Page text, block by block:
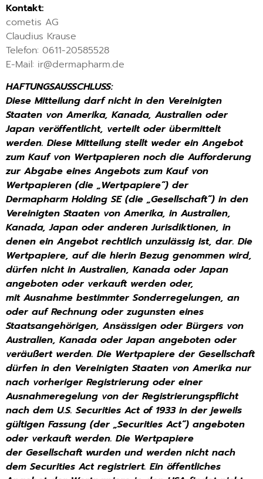
Kontakt:
cometis AG
Claudius Krause
Telefon: 0611-20585528
E-Mail: ir@dermapharm.de
HAFTUNGSAUSSCHLUSS:
Diese Mitteilung darf nicht in den Vereinigten
Staaten von Amerika, Kanada, Australien oder
Japan veröffentlicht, verteilt oder übermittelt
werden. Diese Mitteilung stellt weder ein Angebot
zum Kauf von Wertpapieren noch die Aufforderung
zur Abgabe eines Angebots zum Kauf von
Wertpapieren (die „Wertpapiere“) der
Dermapharm Holding SE (die „Gesellschaft”) in den
Vereinigten Staaten von Amerika, in Australien,
Kanada, Japan oder anderenJurisdiktionen, in
denen ein Angebot rechtlich unzulässig ist, dar. Die
Wertpapiere, auf die hierin Bezug genommen wird,
dürfen nicht in Australien, Kanada oder Japan
angeboten oder verkauft werden oder,
mit Ausnahme bestimmter Sonderregelungen, an
oder auf Rechnung oder zugunsten eines
Staatsangehörigen, Ansässigen oder Bürgers von
Australien, Kanada oder Japan angeboten oder
veräußert werden. Die Wertpapiere der Gesellschaft
dürfen in den Vereinigten Staaten von Amerika nur
nach vorheriger Registrierung oder einer
Ausnahmeregelung von der Registrierungspflicht
nach dem U.S. Securities Act of 1933 in der jeweils
gültigen Fassung (der „Securities Act“) angeboten
oder verkauft werden. Die Wertpapiere
der Gesellschaft wurden und werden nicht nach
dem Securities Act registriert. Ein öffentliches